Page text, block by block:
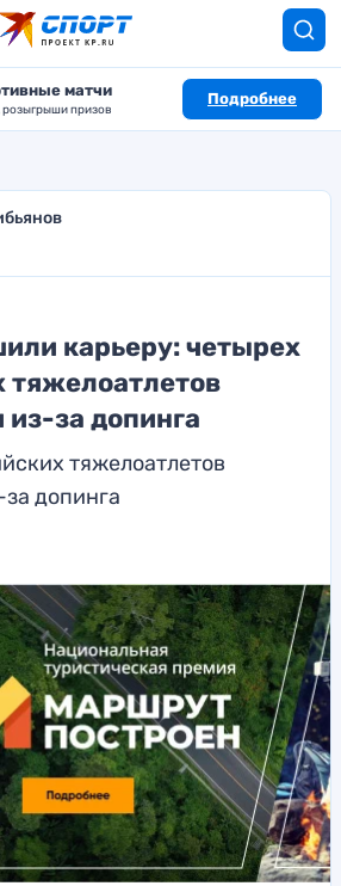
матчи
призов
Подробнее
карьеру: четырех
тяжелоатлетов
из-за допинга
тяжелоатлетов
допинга